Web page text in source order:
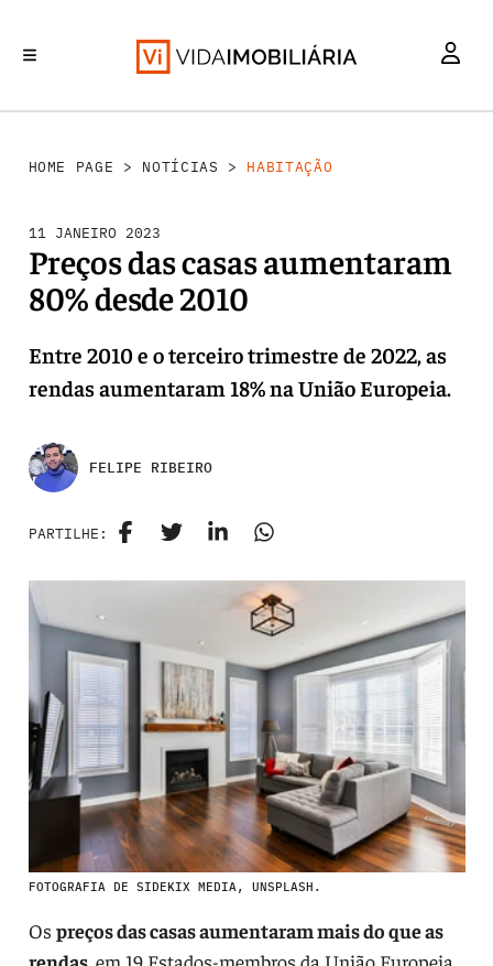
HOME PAGE > NOTÍCIAS > HABITAÇÃO
11 JANEIRO 2023
Preços das casas aumentaram
80% desde 2010
Entre 2010 e o terceiro trimestre de 2022, as
rendas aumentaram 18% na União Europeia.
FELIPE RIBEIRO
PARTILHE:
FOTOGRAFIA DE SIDEKIX MEDIA, UNSPLASH.
Os preços das casas aumentaram mais do que as
rendas, em 19 Estados-membros da União Europeia,